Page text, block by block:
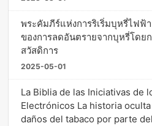
พระคัมภีร์แห่งการริเริ่มบุหรี่ไฟฟ้
ของการลดอันตรายจากบุหรี่โดย
สวัสดิการ
2025-05-01
La Biblia de las Iniciativas de
Electrónicos La historia
daños del tabaco por parte